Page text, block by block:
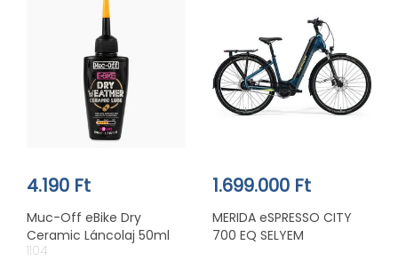
4.190 Ft
Muc-Off eBike Dry
Ceramic Láncolaj 50ml
1104
1.699.000 Ft
MERIDA eSPRESSO CITY
700 EQ SELYEM